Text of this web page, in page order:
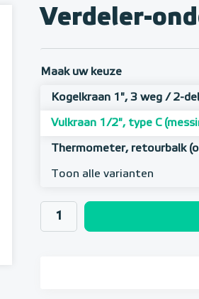
Verdeler-
Maak uw keuze
Kogelkraan 1", 3 weg / 2-
Vulkraan 1/2", type C
Thermometer, retourbalk
Toon alle varianten